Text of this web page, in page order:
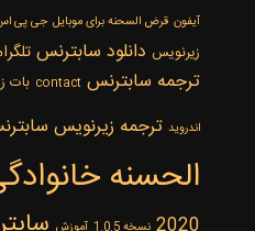
آیفون قرض السحنه برای موبایل جی پی
زیرنویس دانلود سابترنس
ترجمه سابترنس contact بات
اندروید ترجمه زیرنویس
الحسنه